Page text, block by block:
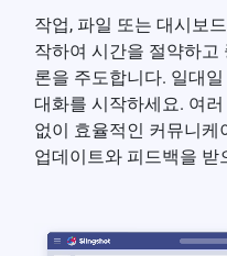
작업, 파일 또는 대시보
작하여 시간을 절약하고
론을 주도합니다. 일대
대화를 시작하세요. 여
없이 효율적인 커뮤니케
업데이트와 피드백을 받